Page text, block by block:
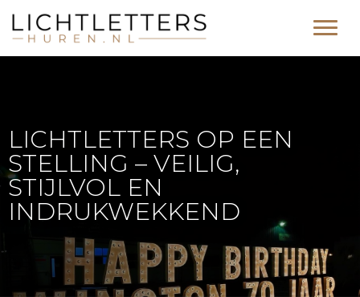
LICHTLETTERS OP EEN
STELLING – VEILIG,
STIJLVOL EN
INDRUKWEKKEND